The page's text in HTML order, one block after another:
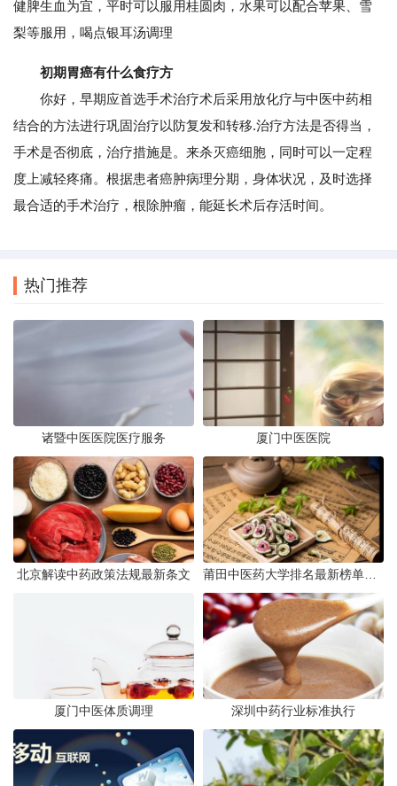
健脾生血为宜，平时可以服用桂圆肉，水果可以配合苹果、雪
梨等服用，喝点银耳汤调理
初期胃癌有什么食疗方
你好，早期应首选手术治疗术后采用放化疗与中医中药相
结合的方法进行巩固治疗以防复发和转移.治疗方法是否得当，
手术是否彻底，治疗措施是。来杀灭癌细胞，同时可以一定程
度上减轻疼痛。根据患者癌肿病理分期，身体状况，及时选择
最合适的手术治疗，根除肿瘤，能延长术后存活时间。
热门推荐
诸暨中医医院医疗服务 厦门中医医院
北京解读中药政策法规最新条文
厦门中医体质调理 深圳中药行业标准执行